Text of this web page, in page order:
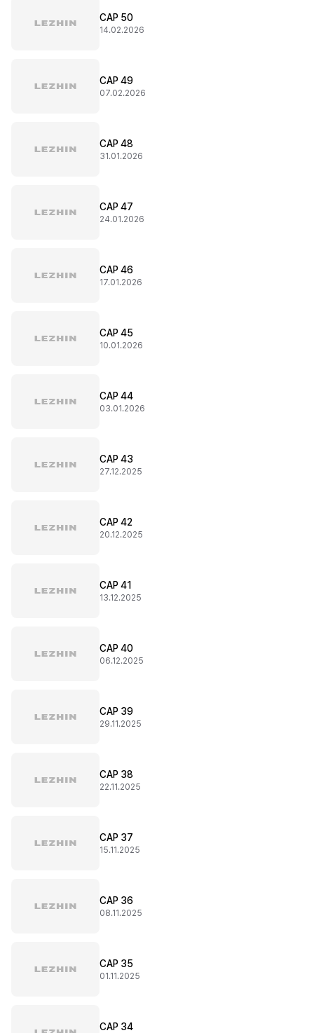
CAP 50
14.02.2026
CAP 49
07.02.2026
CAP 48
31.01.2026
CAP 47
24.01.2026
CAP 46
17.01.2026
CAP 45
10.01.2026
CAP 44
03.01.2026
CAP 43
27.12.2025
CAP 42
20.12.2025
CAP 41
13.12.2025
CAP 40
06.12.2025
CAP 39
29.11.2025
CAP 38
22.11.2025
CAP 37
15.11.2025
CAP 36
08.11.2025
CAP 35
01.11.2025
CAP 34